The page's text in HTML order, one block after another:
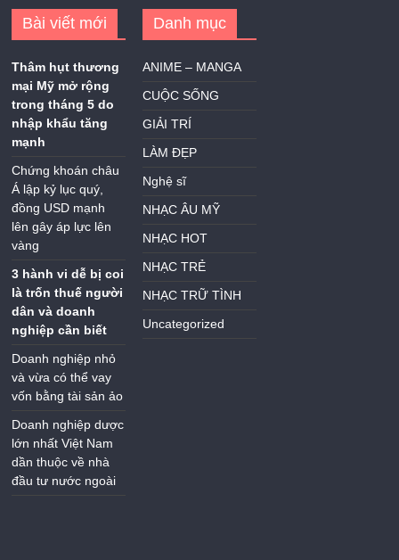
Bài viết mới
Thâm hụt thương
mại Mỹ mở rộng
trong tháng 5 do
nhập khẩu tăng
mạnh
Chứng khoán châu
Á lập kỷ lục quý,
đồng USD mạnh
lên gây áp lực lên
vàng
3 hành vi dễ bị coi
là trốn thuế người
dân và doanh
nghiệp cần biết
Doanh nghiệp nhỏ
và vừa có thể vay
vốn bằng tài sản ảo
Doanh nghiệp dược
lớn nhất Việt Nam
dần thuộc về nhà
đầu tư nước ngoài
Danh mục
ANIME – MANGA
CUỘC SỐNG
GIẢI TRÍ
LÀM ĐẸP
Nghệ sĩ
NHẠC ÂU MỸ
NHẠC HOT
NHẠC TRẺ
NHẠC TRỮ TÌNH
Uncategorized